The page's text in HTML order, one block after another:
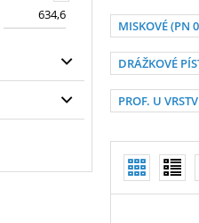
MISKOVÉ (PN
DRÁŽKOVÉ
PROF. U